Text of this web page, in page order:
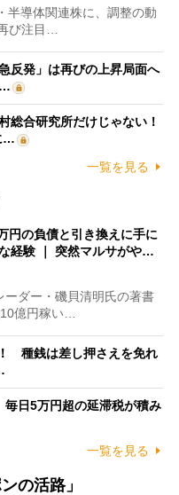
導体関連株に、調整の動
び注目…
反発」は再びの上昇局面へ
…
総合研究所だけじゃない！
…
一覧を見る
円の負債と引き換えに手に
経験 ｜ 突然マルサがや…
ダー・磯貝清明氏の著書
億円稼い…
種銭は差し押さえを免れ
日5万円超の延滞税が積み
一覧を見る
の活路」